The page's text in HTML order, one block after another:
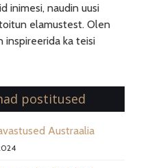
inimesi, naudin uusi
elamustest. Olen
inspireerida ka teisi
postitused
Austraalia